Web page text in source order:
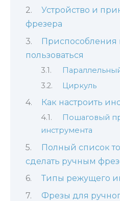
Устройство и
фрезера
Приспособления
пользоваться
Циркуль
Как настроить
Пошаговый
инструмента
Полный список
сделать ручным
Типы режущего
Фрезы для